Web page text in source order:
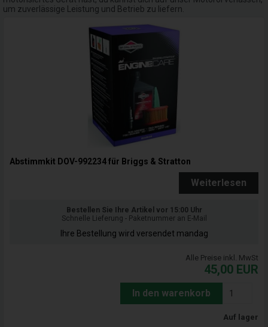
um zuverlässige Leistung und Betrieb zu liefern.
Abstimmkit DOV-992234 für Briggs & Stratton
Weiterlesen
Bestellen Sie Ihre Artikel vor 15:00 Uhr
Schnelle Lieferung - Paketnummer an E-Mail
Ihre Bestellung wird versendet mandag
Alle Preise inkl. MwSt
45,00 EUR
In den warenkorb
Auf lager